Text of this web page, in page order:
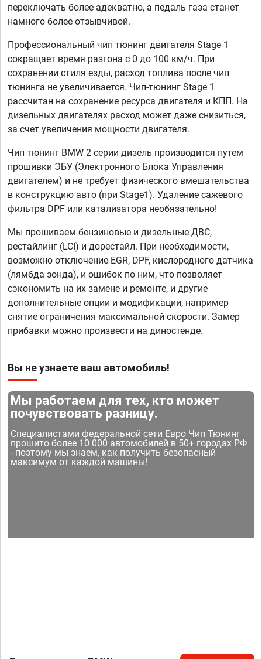
переключать более адекватно, а педаль газа станет
намного более отзывчивой.
Профессиональный чип тюнинг двигателя Stage 1
сокращает время разгона с 0 до 100 км/ч. При
сохранении стиля езды, расход топлива после чип
тюнинга не увеличивается. Чип-тюнинг Stage 1
рассчитан на сохранение ресурса двигателя и КПП. На
дизельных двигателях расход может даже снизиться,
за счет увеличения мощности двигателя.
Чип тюнинг BMW 2 серии дизель производится путем
прошивки ЭБУ (Электронного Блока Управления
двигателем) и не требует физического вмешательства
в конструкцию авто (при Stage1). Удаление сажевого
фильтра DPF или катализатора необязательно!
Мы прошиваем бензиновые и дизельные ДВС,
рестайлинг (LCI) и дорестайл. При необходимости,
возможно отключение EGR, DPF, кислородного датчика
(лямбда зонда), и ошибок по ним, что позволяет
сэкономить на их замене и ремонте, и другие
дополнительные опции и модификации, например
снятие ограничения максимальной скорости. Замер
прибавки можно произвести на диностенде.
Вы не узнаете ваш автомобиль!
Мы работаем для тех, кто может
почувствовать разницу.
Специалистами федеральной сети Евро Чип Тюнинг
прошито более 10 000 автомобилей в 50+ городах РФ
- поэтому мы знаем, как получить безопасный
максимум от каждой машины!